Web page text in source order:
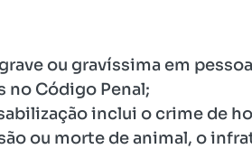
ou gravíssima em
Código Penal;
inclui o crime de
ou morte de animal, o